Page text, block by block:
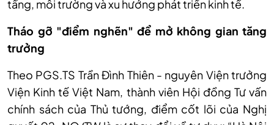
tầng, môi trường và xu hướng phát triển kinh tế.
Tháo gỡ "điểm nghẽn" để mở không gian tăng
trưởng
Theo PGS.TS Trần Đình Thiên - nguyên Viện trưởng
Viện Kinh tế Việt Nam, thành viên Hội đồng Tư vấn
chính sách của Thủ tướng, điểm cốt lõi của Nghị